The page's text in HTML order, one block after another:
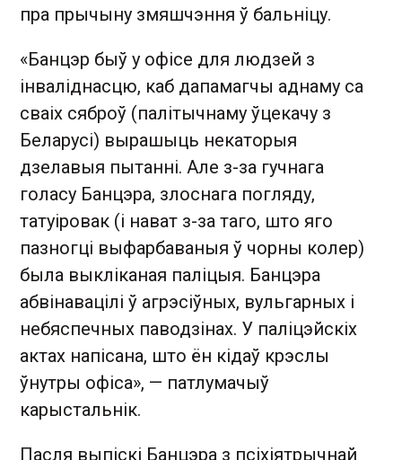
пра прычыну змяшчэння ў бальніцу.
«Банцэр быў у офісе для людзей з
інваліднасцю, каб дапамагчы аднаму са
сваіх сяброў (палітычнаму ўцекачу з
Беларусі) вырашыць некаторыя
дзелавыя пытанні. Але з-за гучнага
голасу Банцэра, злоснага погляду,
татуіровак (і нават з-за таго, што яго
пазногці выфарбаваныя ў чорны колер)
была выкліканая паліцыя. Банцэра
абвінавацілі ў агрэсіўных, вульгарных і
небяспечных паводзінах. У паліцэйскіх
актах напісана, што ён кідаў крэслы
ўнутры офіса», — патлумачыў
карыстальнік.
Пасля выпіскі Банцэра з псіхіятрычнай